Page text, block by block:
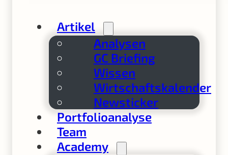
Artikel
Analysen
GC Briefing
Wissen
Wirtschaftskalender
Newsticker
Portfolioanalyse
Team
Academy